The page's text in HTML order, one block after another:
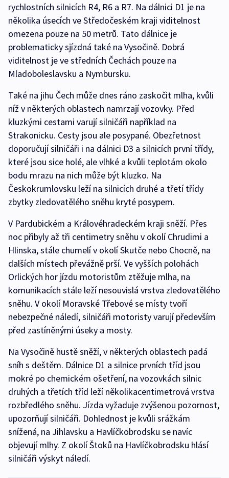
rychlostních silnicích R4, R6 a R7. Na dálnici D1 je na
několika úsecích ve Středočeském kraji viditelnost
omezena pouze na 50 metrů. Tato dálnice je
problematicky sjízdná také na Vysočině. Dobrá
viditelnost je ve středních Čechách pouze na
Mladoboleslavsku a Nymbursku.
Také na jihu Čech může dnes ráno zaskočit mlha, kvůli
níž v některých oblastech namrzají vozovky. Před
kluzkými cestami varují silničáři například na
Strakonicku. Cesty jsou ale posypané. Obezřetnost
doporučují silničáři i na dálnici D3 a silnicích první třídy,
které jsou sice holé, ale vlhké a kvůli teplotám okolo
bodu mrazu na nich může být kluzko. Na
Českokrumlovsku leží na silnicích druhé a třetí třídy
zbytky zledovatělého sněhu kryté posypem.
V Pardubickém a Královéhradeckém kraji sněží. Přes
noc přibyly až tři centimetry sněhu v okolí Chrudimi a
Hlinska, stále chumelí v okolí Skutče nebo Chocně, na
dalších místech převážně prší. Ve vyšších polohách
Orlických hor jízdu motoristům ztěžuje mlha, na
komunikacích stále leží nesouvislá vrstva zledovatělého
sněhu. V okolí Moravské Třebové se místy tvoří
nebezpečné náledí, silničáři motoristy varují především
před zastíněnými úseky a mosty.
Na Vysočině hustě sněží, v některých oblastech padá
sníh s deštěm. Dálnice D1 a silnice prvních tříd jsou
mokré po chemickém ošetření, na vozovkách silnic
druhých a třetích tříd leží několikacentimetrová vrstva
rozbředlého sněhu. Jízda vyžaduje zvýšenou pozornost,
upozorňují silničáři. Dohlednost je kvůli srážkám
snížená, na Jihlavsku a Havlíčkobrodsku se navíc
objevují mlhy. Z okolí Štoků na Havlíčkobrodsku hlásí
silničáři výskyt náledí.